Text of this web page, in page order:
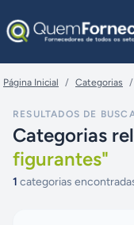
Página Inicial / Categorias /
RESULTADOS DE
Categorias
figurantes"
1 categorias